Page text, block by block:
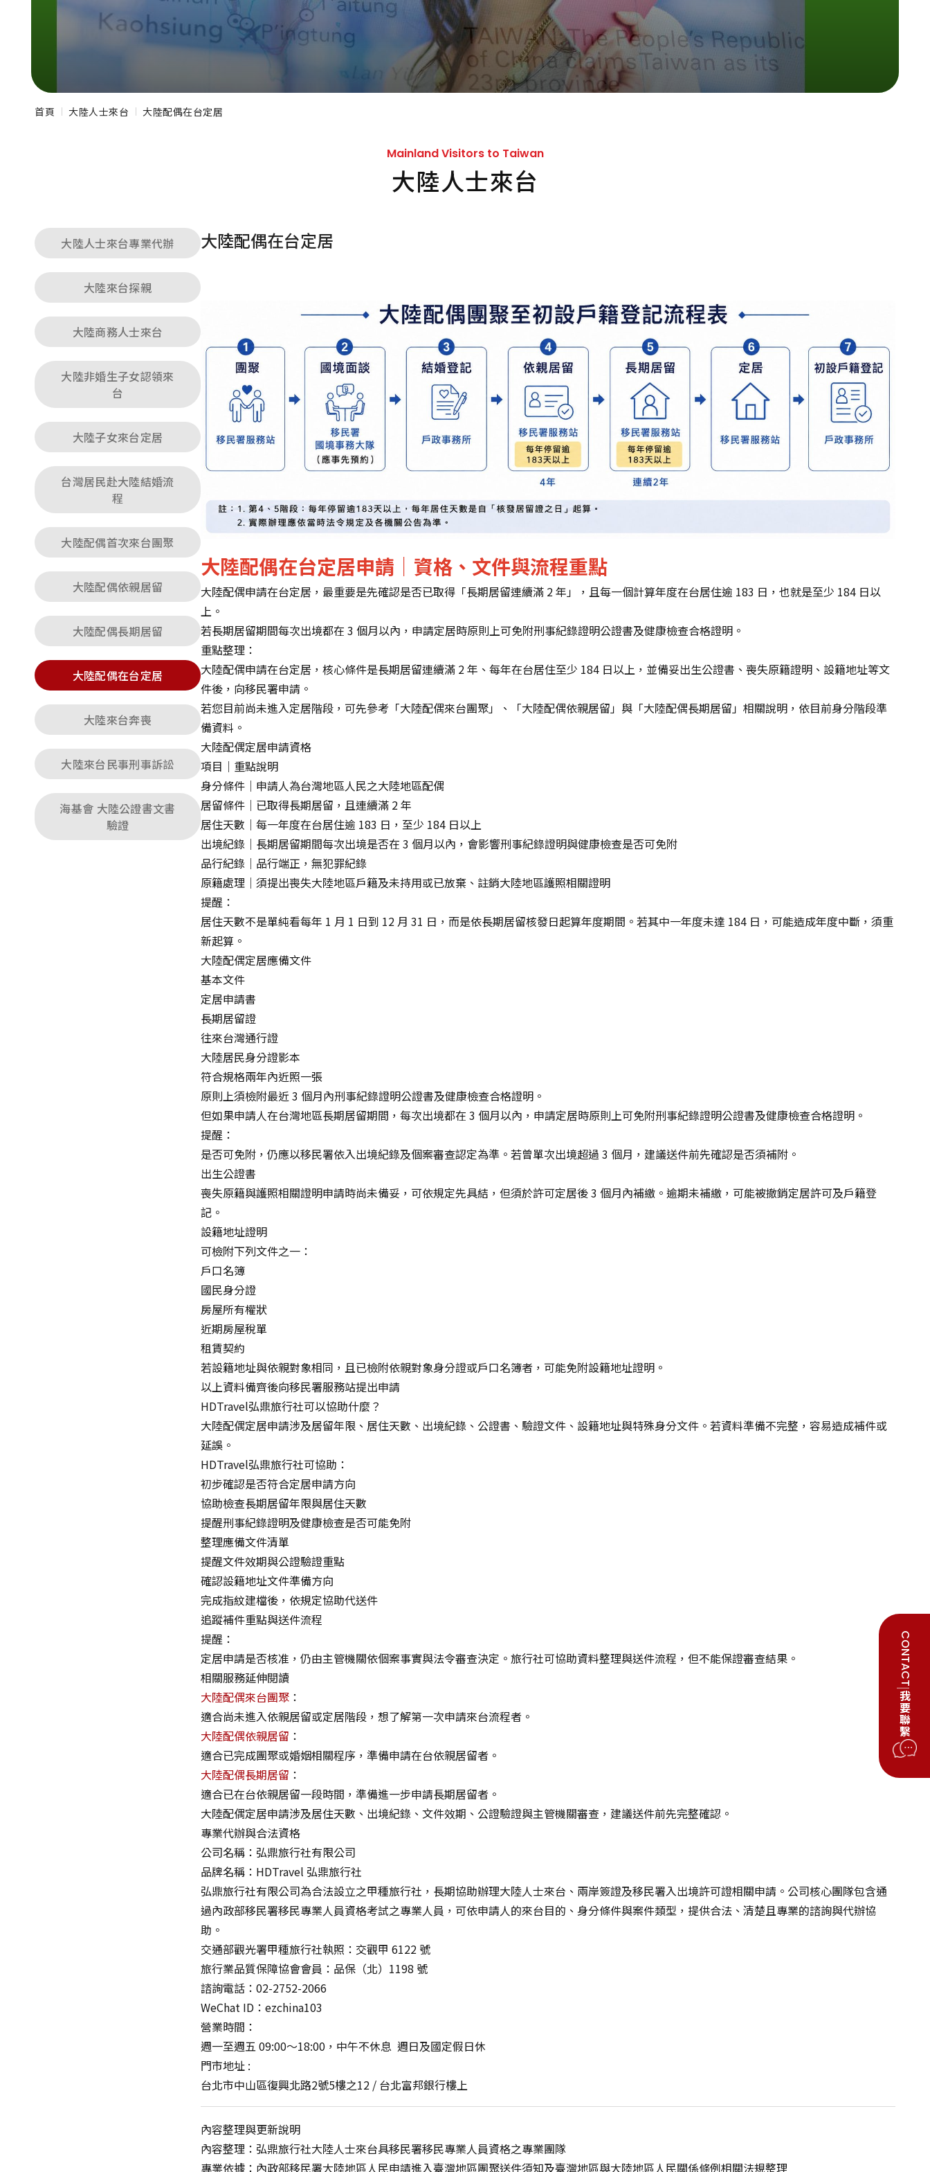
首頁 大陸人士來台 大陸配偶在台定居
Mainland Visitors to Taiwan
大陸人士來台
大陸人士來台專業代辦
大陸來台探親
大陸商務人士來台
大陸非婚生子女認領來
台
大陸子女來台定居
台灣居民赴大陸結婚流
程
大陸配偶首次來台團聚
大陸配偶依親居留
大陸配偶長期居留
大陸配偶在台定居
大陸來台奔喪
大陸來台民事刑事訴訟
海基會 大陸公證書文書
驗證
大陸配偶在台定居
大陸配偶在台定居申請｜資格、文件與流程重點
大陸配偶申請在台定居，最重要是先確認是否已取得「長期居留連續滿 2 年」，且每一個計算年度在台居住逾 183 日，也就是至少 184 日以
上。
若長期居留期間每次出境都在 3 個月以內，申請定居時原則上可免附刑事紀錄證明公證書及健康檢查合格證明。
重點整理：
大陸配偶申請在台定居，核心條件是長期居留連續滿 2 年、每年在台居住至少 184 日以上，並備妥出生公證書、喪失原籍證明、設籍地址等文
件後，向移民署申請。
若您目前尚未進入定居階段，可先參考「大陸配偶來台團聚」、「大陸配偶依親居留」與「大陸配偶長期居留」相關說明，依目前身分階段準
備資料。
大陸配偶定居申請資格
項目｜重點說明
身分條件｜申請人為台灣地區人民之大陸地區配偶
居留條件｜已取得長期居留，且連續滿 2 年
居住天數｜每一年度在台居住逾 183 日，至少 184 日以上
出境紀錄｜長期居留期間每次出境是否在 3 個月以內，會影響刑事紀錄證明與健康檢查是否可免附
品行紀錄｜品行端正，無犯罪紀錄
原籍處理｜須提出喪失大陸地區戶籍及未持用或已放棄、註銷大陸地區護照相關證明
提醒：
居住天數不是單純看每年 1 月 1 日到 12 月 31 日，而是依長期居留核發日起算年度期間。若其中一年度未達 184 日，可能造成年度中斷，須重
新起算。
大陸配偶定居應備文件
基本文件
定居申請書
長期居留證
往來台灣通行證
大陸居民身分證影本
符合規格兩年內近照一張
原則上須檢附最近 3 個月內刑事紀錄證明公證書及健康檢查合格證明。
但如果申請人在台灣地區長期居留期間，每次出境都在 3 個月以內，申請定居時原則上可免附刑事紀錄證明公證書及健康檢查合格證明。
提醒：
是否可免附，仍應以移民署依入出境紀錄及個案審查認定為準。若曾單次出境超過 3 個月，建議送件前先確認是否須補附。
出生公證書
喪失原籍與護照相關證明申請時尚未備妥，可依規定先具結，但須於許可定居後 3 個月內補繳。逾期未補繳，可能被撤銷定居許可及戶籍登
記。
設籍地址證明
可檢附下列文件之一：
戶口名簿
國民身分證
房屋所有權狀
近期房屋稅單
租賃契約
若設籍地址與依親對象相同，且已檢附依親對象身分證或戶口名簿者，可能免附設籍地址證明。
以上資料備齊後向移民署服務站提出申請
HDTravel弘鼎旅行社可以協助什麼？
大陸配偶定居申請涉及居留年限、居住天數、出境紀錄、公證書、驗證文件、設籍地址與特殊身分文件。若資料準備不完整，容易造成補件或
延誤。
HDTravel弘鼎旅行社可協助：
初步確認是否符合定居申請方向
協助檢查長期居留年限與居住天數
提醒刑事紀錄證明及健康檢查是否可能免附
整理應備文件清單
提醒文件效期與公證驗證重點
確認設籍地址文件準備方向
完成指紋建檔後，依規定協助代送件
追蹤補件重點與送件流程
提醒：
定居申請是否核准，仍由主管機關依個案事實與法令審查決定。旅行社可協助資料整理與送件流程，但不能保證審查結果。
相關服務延伸閱讀
大陸配偶來台團聚 ：
適合尚未進入依親居留或定居階段，想了解第一次申請來台流程者。
大陸配偶依親居留 ：
適合已完成團聚或婚姻相關程序，準備申請在台依親居留者。
大陸配偶長期居留 ：
適合已在台依親居留一段時間，準備進一步申請長期居留者。
大陸配偶定居申請涉及居住天數、出境紀錄、文件效期、公證驗證與主管機關審查，建議送件前先完整確認。
專業代辦與合法資格
公司名稱：弘鼎旅行社有限公司
品牌名稱：HDTravel 弘鼎旅行社
弘鼎旅行社有限公司為合法設立之甲種旅行社，長期協助辦理大陸人士來台、兩岸簽證及移民署入出境許可證相關申請。公司核心團隊包含通
過內政部移民署移民專業人員資格考試之專業人員，可依申請人的來台目的、身分條件與案件類型，提供合法、清楚且專業的諮詢與代辦協
助。
交通部觀光署甲種旅行社執照：交觀甲 6122 號
旅行業品質保障協會會員：品保（北）1198 號
諮詢電話：02-2752-2066
WeChat ID：ezchina103
營業時間：
週一至週五 09:00～18:00，中午不休息 週日及國定假日休
門市地址 :
台北市中山區復興北路2號5樓之12 / 台北富邦銀行樓上
內容整理與更新說明
內容整理：弘鼎旅行社大陸人士來台具移民署移民專業人員資格之專業團隊
專業依據：內政部移民署大陸地區人民申請進入臺灣地區團聚送件須知及臺灣地區與大陸地區人民關係條例相關法規整理
CONTACT
|
我要聯繫